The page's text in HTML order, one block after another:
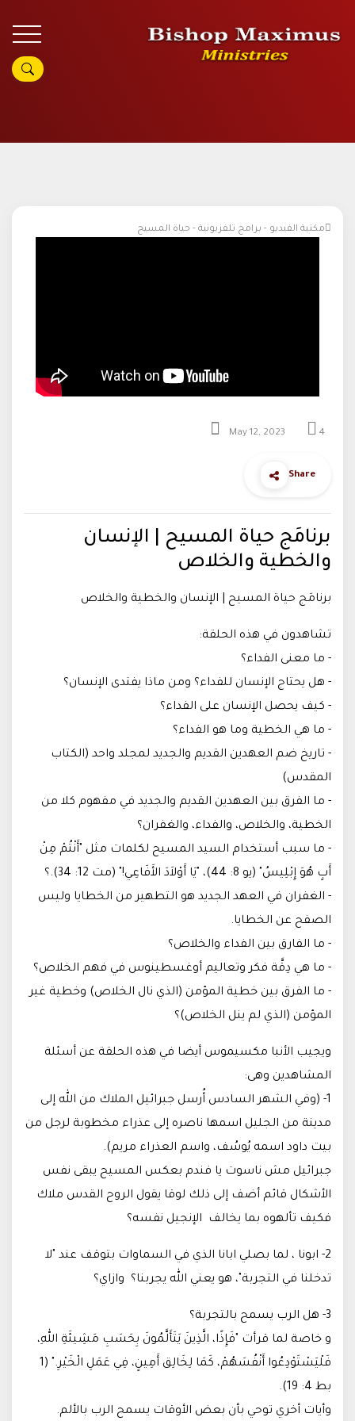
مكتبة الفيديو - برامج تلفزيونية - حياة المسيح
May 12, 2023 4
Share
برنامَج حياة المسيح | الإنسان
والخطية والخلاص
برنامَج حياة المسيح | الإنسان والخطية والخلاص
تشاهدون في هذه الحلقة:
- ما معنى الفداء؟
- هل يحتاج الإنسان للفداء؟ ومن ماذا يفتدى الإنسان؟
- كيف يحصل الإنسان على الفداء؟
- ما هي الخطية وما هو الفداء؟
- تاريخ ضم العهدين القديم والجديد لمجلد واحد (الكتاب
المقدس)
- ما الفرق بين العهدين القديم والجديد في مفهوم كلا من
الخطية، والخلاص، والفداء، والغفران؟
- ما سبب أستخدام السيد المسيح لكلمات مثل "أَنْتُمْ مِنْ
أَبٍ هُوَ إِبْلِيسُ" (يو 8: 44)، "يَا أَوْلاَدَ الأَفَاعِي!" (مت 12: 34).؟
- الغفران في العهد الجديد هو التطهير من الخطايا وليس
الصفح عن الخطايا.
- ما الفارق بين الفداء والخلاص؟
- ما هي دِقَّة فكر وتعاليم أوغسطينوس في فهم الخلاص؟
- ما الفرق بين خطية المؤمن (الذي نال الخلاص) وخطية غير
المؤمن (الذي لم ينل الخلاص)؟
ويجيب الأنبا مكسيموس أيضا في هذه الحلقة عن أسئلة
المشاهدين وهى:
1- (وفي الشهر السادس أُرسل جبرائيل الملاك من الله إلى
مدينة من الجليل اسمها ناصره إلى عذراء مخطوبة لرجل من
بيت داود اسمه يُوسُف، واسم العذراء مريم).
جبرائيل مش ناسوت يا فندم بعكس المسيح يبقى نفس
الأشكال قائم أضف إلى ذلك لوقا يقول الروح القدس ملاك
فكيف تألهوه بما يخالف الإنجيل نفسه؟
2- ابونا ، لما بصلي ابانا الذي في السماوات بتوقف عند "لا
تدخلنا في التجربة"، هو يعني الله يجربنا؟ وازاي؟
3- هل الرب يسمح بالتجربة؟
و خاصة لما قرأت "فَإِذًا، الَّذِينَ يَتَأَلَّمُونَ بِحَسَبِ مَشِيئَةِ اللهِ،
فَلْيَسْتَوْدِعُوا أَنْفُسَهُمْ، كَمَا لِخَالِق أَمِينٍ، فِي عَمَلِ الْخَيْرِ." (1
بط 4: 19).
وأيات أخري توحي بأن بعض الأوقات يسمح الرب بالألم.